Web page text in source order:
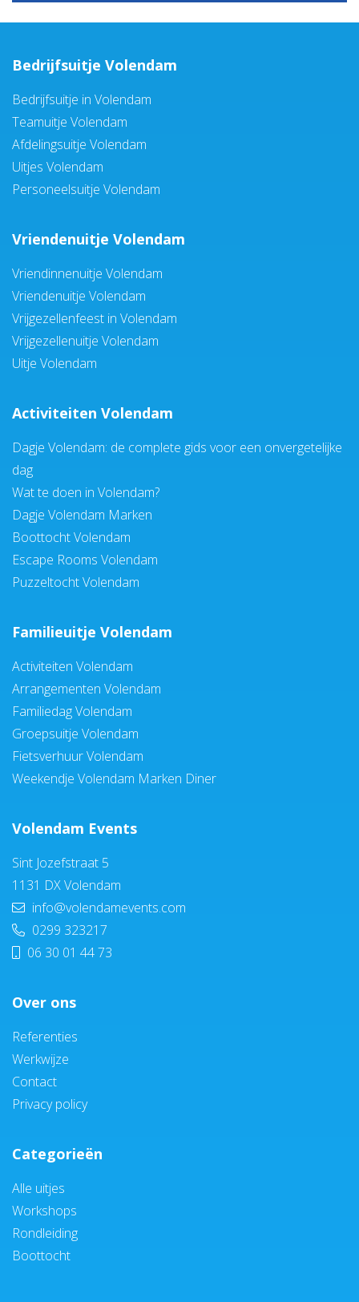
Bedrijfsuitje Volendam
Bedrijfsuitje in Volendam
Teamuitje Volendam
Afdelingsuitje Volendam
Uitjes Volendam
Personeelsuitje Volendam
Vriendenuitje Volendam
Vriendinnenuitje Volendam
Vriendenuitje Volendam
Vrijgezellenfeest in Volendam
Vrijgezellenuitje Volendam
Uitje Volendam
Activiteiten Volendam
Dagje Volendam: de complete gids voor een onvergetelijke
dag
Wat te doen in Volendam?
Dagje Volendam Marken
Boottocht Volendam
Escape Rooms Volendam
Puzzeltocht Volendam
Familieuitje Volendam
Activiteiten Volendam
Arrangementen Volendam
Familiedag Volendam
Groepsuitje Volendam
Fietsverhuur Volendam
Weekendje Volendam Marken Diner
Volendam Events
Sint Jozefstraat 5
1131 DX Volendam
info@volendamevents.com
0299 323217
06 30 01 44 73
Over ons
Referenties
Werkwijze
Contact
Privacy policy
Categorieën
Alle uitjes
Workshops
Rondleiding
Boottocht